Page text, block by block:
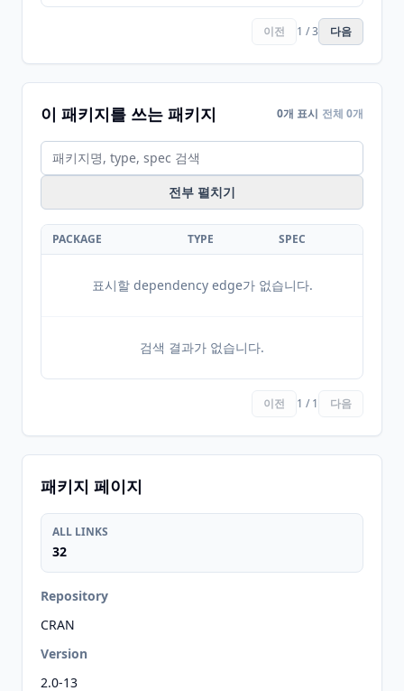
이전 1 / 3 다음
이 패키지를 쓰는 패키지 0개 표시 전체 0개
전부 펼치기
PACKAGE TYPE SPEC
표시할 dependency edge가 없습니다.
검색 결과가 없습니다.
이전 1 / 1 다음
패키지 페이지
ALL LINKS
32
Repository
CRAN
Version
2.0-13